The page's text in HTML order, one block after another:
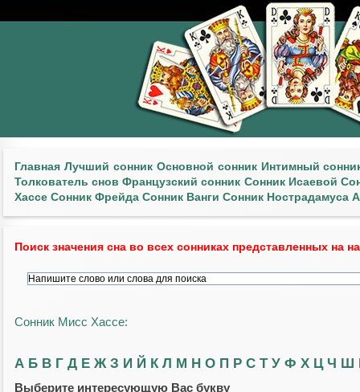
Главная Лучший сонник Основной сонник Интимный
Толкователь снов Французский сонник Сонник Исаевой
Хассе Сонник Фрейда Сонник Ванги Сонник Нострадамуса
Поиск значения сна во всех сонниках представленных на
Сонник Мисс Хассе:
А Б В Г Д Е Ж З И Й К Л М Н О П Р С Т У Ф Х Ц Ч Ш
Выберите интересующую Вас букву